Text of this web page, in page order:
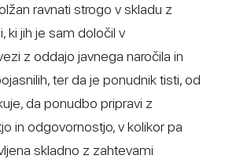
ravnati strogo v skladu z
ki jih je sam določil v
z oddajo javnega naročila in
ter da je ponudnik tisti, od
da ponudbo pripravi z
in odgovornostjo, v kolikor pa
skladno z zahtevami